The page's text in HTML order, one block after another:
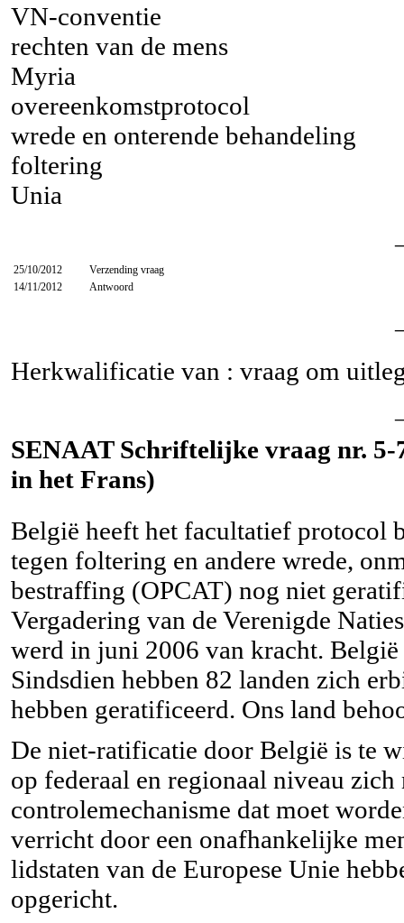
VN-conventie
rechten van de mens
Myria
overeenkomstprotocol
wrede en onterende behandeling
foltering
Unia
25/10/2012
Verzending vraag
14/11/2012
Antwoord
Herkwalificatie van : vraag om
SENAAT Schriftelijke vraag nr. 5-
in het Frans)
België heeft het facultatief protocol
tegen foltering en andere wrede,
bestraffing (OPCAT) nog niet
Vergadering van de Verenigde
werd in juni 2006 van kracht.
Sindsdien hebben 82 landen zich
hebben geratificeerd. Ons land
De niet-ratificatie door België is te
op federaal en regionaal niveau
controlemechanisme dat moet
verricht door een onafhankelijke
lidstaten van de Europese Unie
opgericht.